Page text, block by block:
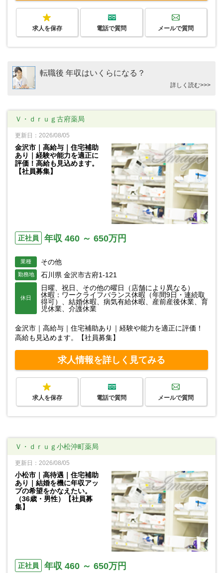
求人を保存 電話で質問 メールで質問
転職後 年収はいくらになる？
詳しく読む>>>
Ｖ・ｄｒｕｇ古府薬局
更新日：2026/08/05
金沢市｜高給与｜住宅補助
あり｜経験や能力を適正に
評価！高給も見込めます。
【社員募集】
正社員 年収 460 ～ 650万円
業種 その他
勤務地 石川県 金沢市古府1-121
休日
日曜、祝日、その他の曜日（店舗により異なる）
休暇：ワークライフバランス休暇（年間9日・連続取
得可）、結婚休暇、病気有給休暇、産前産後休業、育
児休業、介護休業
金沢市｜高給与｜住宅補助あり｜経験や能力を適正に評価！
高給も見込めます。【社員募集】
求人情報を詳しく見てみる
求人を保存 電話で質問 メールで質問
Ｖ・ｄｒｕｇ小松沖町薬局
更新日：2026/08/05
小松市｜高待遇｜住宅補助
あり｜結婚を機に年収アッ
プの希望をかなえたい。
（36歳・男性）【社員募
集】
正社員 年収 460 ～ 650万円